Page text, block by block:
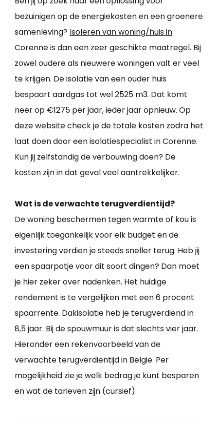
bezuinigen op de energiekosten en een groenere
samenleving? Isoleren van woning/huis in
Corenneis dan een zeer geschikte maatregel. Bij
zowel oudere als nieuwere woningen valt er veel
te krijgen. De isolatie van een ouder huis
bespaart aardgas tot wel 2525 m3. Dat komt
neer op €1275 per jaar, ieder jaar opnieuw. Op
deze website check je de totale kosten zodra het
laat doen door een isolatiespecialist in Corenne.
Kun jij zelfstandig de verbouwing doen? De
kosten zijn in dat geval veel aantrekkelijker.
Wat is de verwachte terugverdientijd?
De woning beschermen tegen warmte of kou is
eigenlijk toegankelijk voor elk budget en de
investering verdien je steeds sneller terug. Heb jij
een spaarpotje voor dit soort dingen? Dan moet
je hier zeker over nadenken. Het huidige
rendement is te vergelijken met een 6 procent
spaarrente. Dakisolatie heb je terugverdiend in
8,5 jaar. Bij de spouwmuur is dat slechts vier jaar.
Hieronder een rekenvoorbeeld van de
verwachte terugverdientijd in België. Per
mogelijkheid zie je welk bedrag je kunt besparen
en wat de tarieven zijn (cursief).